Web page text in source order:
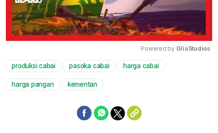
Powered by GliaStudios
produksi cabai pasoka cabai harga cabai
harga pangan kementan